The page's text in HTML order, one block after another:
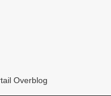
Overblog